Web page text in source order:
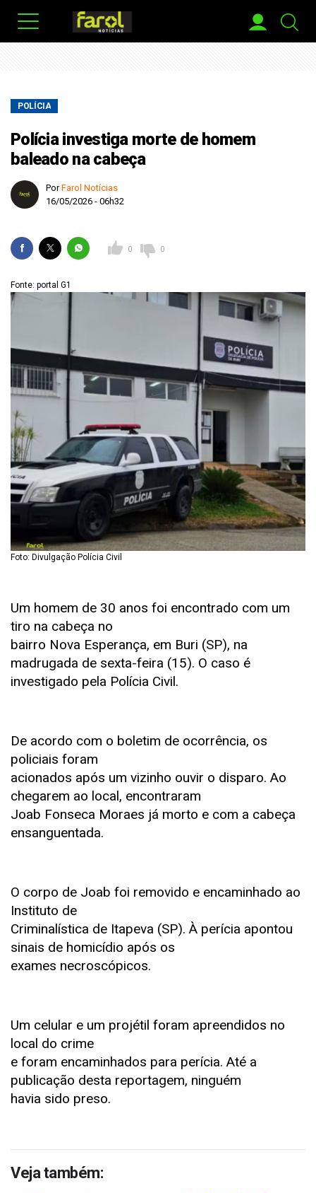
POLÍCIA
Polícia investiga morte de homem
baleado na cabeça
PorFarol Notícias
16/05/2026 - 06h32
0 0
Fonte: portal G1
Foto: Divulgação Polícia Civil
Um homem de 30 anos foi encontrado com um
tiro na cabeça no
bairro Nova Esperança, em Buri (SP), na
madrugada de sexta-feira (15). O caso é
investigado pela Polícia Civil.
De acordo com o boletim de ocorrência, os
policiais foram
acionados após um vizinho ouvir o disparo. Ao
chegarem ao local, encontraram
Joab Fonseca Moraes já morto e com a cabeça
ensanguentada.
O corpo de Joab foi removido e encaminhado ao
Instituto de
Criminalística de Itapeva (SP). À perícia apontou
sinais de homicídio após os
exames necroscópicos.
Um celular e um projétil foram apreendidos no
local do crime
e foram encaminhados para perícia. Até a
publicação desta reportagem, ninguém
havia sido preso.
Veja também: